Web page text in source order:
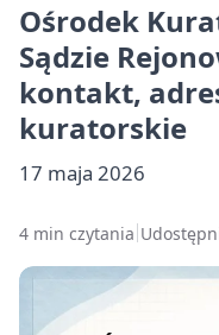
Ośrodek
Sądzie
kontakt,
kuratorskie
17 maja 2026
4 min czytania